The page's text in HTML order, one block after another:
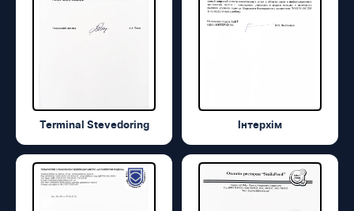
Terminal Stevedoring Інтерхім